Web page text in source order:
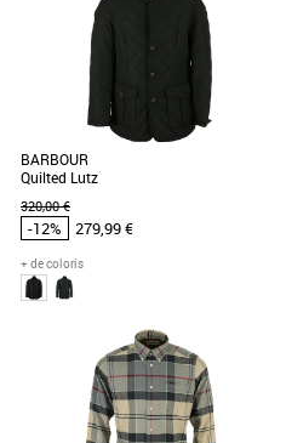
Vêtements Barbour
Barbour vous propose cet élégant pull
en laine Marlow Half Zip Sweater avec
un col zippé. Fabriqué [...]
BARBOUR
Quilted Lutz
320,00 €
-12% 279,99 €
+ de coloris
Vêtements Barbour pas cher et Promos
Vêtements Barbour
Superbe veste matelassée de la marque
Barbour La Quilted Lutz se porte au
quotidien, que ce soit pour [...]